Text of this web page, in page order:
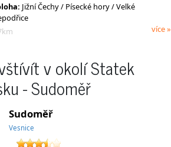
Jižní Čechy/ Písecké hory/ Velké
více »
v okolí Statek
- Sudoměř
Sudoměř
Vesnice